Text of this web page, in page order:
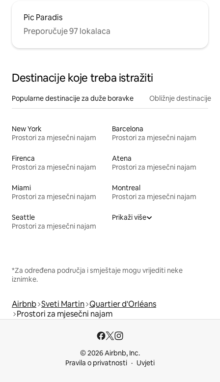
Pic Paradis
Preporučuje 97 lokalaca
Destinacije koje treba istražiti
Popularne destinacije za duže boravke Obližnje destinacije
New York
Prostori za mjesečni najam
Barcelona
Prostori za mjesečni najam
Firenca
Prostori za mjesečni najam
Atena
Prostori za mjesečni najam
Miami
Prostori za mjesečni najam
Montreal
Prostori za mjesečni najam
Seattle
Prostori za mjesečni najam
Prikaži više
*Za određena područja i smještaje mogu vrijediti neke
iznimke.
Airbnb Sveti Martin Quartier d'Orléans
Prostori za mjesečni najam
© 2026 Airbnb, Inc.
Pravila o privatnosti
Uvjeti